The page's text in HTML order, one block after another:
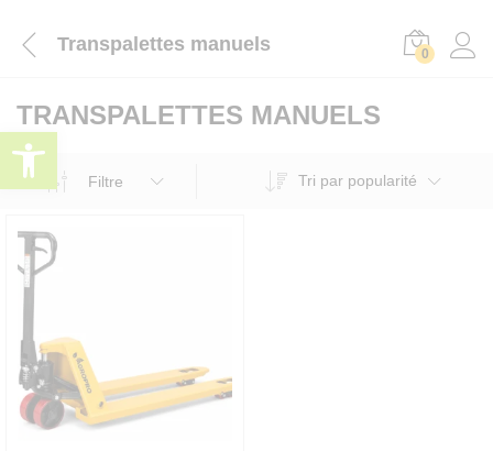
Transpalettes manuels 0
TRANSPALETTES MANUELS
Filtre Tri par popularité
Ouvrir la barre d’outils